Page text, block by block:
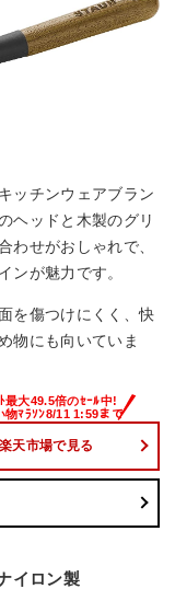
ッチンウェアブラン
ヘッドと木製のグリ
わせがおしゃれで、
ンが魅力です。
を傷つけにくく、快
物にも向いていま
楽天市場で見る
イロン製